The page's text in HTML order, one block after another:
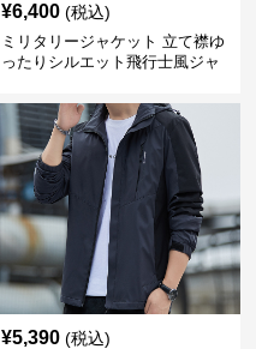
¥6,400 (税込)
ミリタリージャケット 立て襟ゆ
ったりシルエット飛行士風ジャ
¥5,390 (税込)